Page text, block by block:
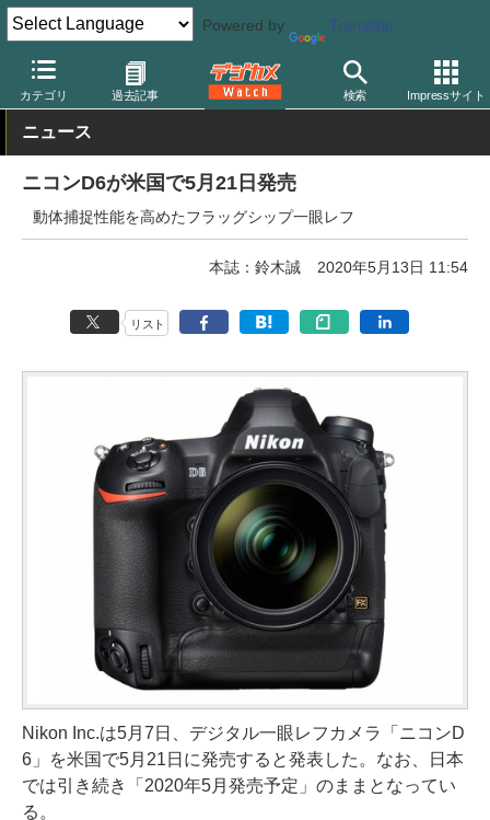
Powered by Translate
カテゴリ 過去記事 検索 Impressサイト
デジカメ Watch カメラ 一眼レフカメラ ニコン
ニュース
ニコンD6が米国で5月21日発売
動体捕捉性能を高めたフラッグシップ一眼レフ
本誌：鈴木誠 2020年5月13日 11:54
リスト
Nikon Inc.は5月7日、デジタル一眼レフカメラ「ニコンD
6」を米国で5月21日に発売すると発表した。なお、日本
では引き続き「2020年5月発売予定」のままとなってい
る。